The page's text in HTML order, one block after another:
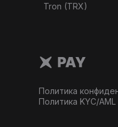
Tron (TRX)
Политика
Политика KYC/AML